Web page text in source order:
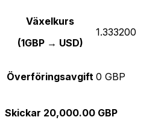
Växelkurs
(1GBP → USD)
1.333200
Överföringsavgift 0 GBP
Skickar 20,000.00 GBP